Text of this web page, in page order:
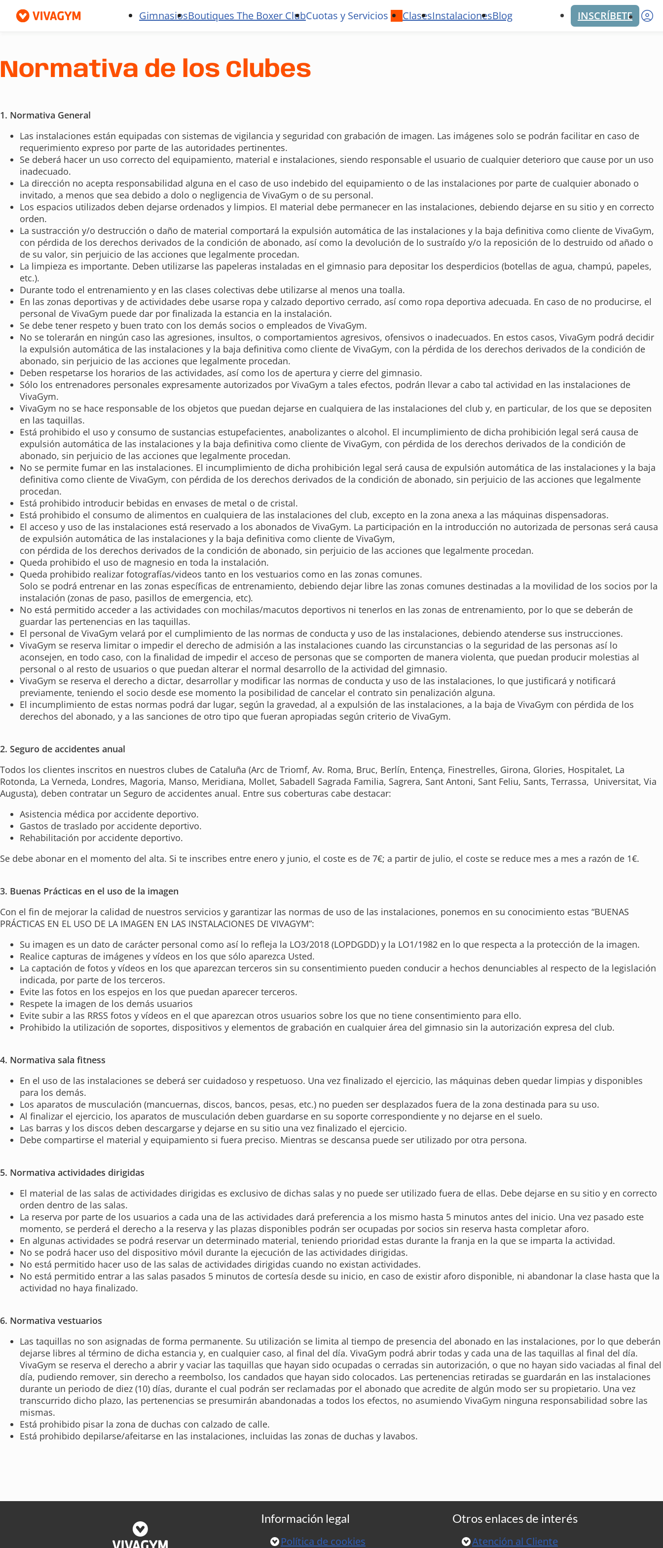
GimnasiosBoutiques The Boxer ClubCuotas y Servicios ClasesInstalacionesBlog INSCRÍBETE
Normativa de los Clubes
1. Normativa General
Las instalaciones están equipadas con sistemas de vigilancia y seguridad con grabación de imagen. Las imágenes solo se podrán facilitar en caso de
requerimiento expreso por parte de las autoridades pertinentes.
Se deberá hacer un uso correcto del equipamiento, material e instalaciones, siendo responsable el usuario de cualquier deterioro que cause por un uso
inadecuado.
La dirección no acepta responsabilidad alguna en el caso de uso indebido del equipamiento o de las instalaciones por parte de cualquier abonado o
invitado, a menos que sea debido a dolo o negligencia de VivaGym o de su personal.
Los espacios utilizados deben dejarse ordenados y limpios. El material debe permanecer en las instalaciones, debiendo dejarse en su sitio y en correcto
orden.
La sustracción y/o destrucción o daño de material comportará la expulsión automática de las instalaciones y la baja definitiva como cliente de VivaGym,
con pérdida de los derechos derivados de la condición de abonado, así como la devolución de lo sustraído y/o la reposición de lo destruido od añado o
de su valor, sin perjuicio de las acciones que legalmente procedan.
La limpieza es importante. Deben utilizarse las papeleras instaladas en el gimnasio para depositar los desperdicios (botellas de agua, champú, papeles,
etc.).
Durante todo el entrenamiento y en las clases colectivas debe utilizarse al menos una toalla.
En las zonas deportivas y de actividades debe usarse ropa y calzado deportivo cerrado, así como ropa deportiva adecuada. En caso de no producirse, el
personal de VivaGym puede dar por finalizada la estancia en la instalación.
Se debe tener respeto y buen trato con los demás socios o empleados de VivaGym.
No se tolerarán en ningún caso las agresiones, insultos, o comportamientos agresivos, ofensivos o inadecuados. En estos casos, VivaGym podrá decidir
la expulsión automática de las instalaciones y la baja definitiva como cliente de VivaGym, con la pérdida de los derechos derivados de la condición de
abonado, sin perjuicio de las acciones que legalmente procedan.
Deben respetarse los horarios de las actividades, así como los de apertura y cierre del gimnasio.
Sólo los entrenadores personales expresamente autorizados por VivaGym a tales efectos, podrán llevar a cabo tal actividad en las instalaciones de
VivaGym.
VivaGym no se hace responsable de los objetos que puedan dejarse en cualquiera de las instalaciones del club y, en particular, de los que se depositen
en las taquillas.
Está prohibido el uso y consumo de sustancias estupefacientes, anabolizantes o alcohol. El incumplimiento de dicha prohibición legal será causa de
expulsión automática de las instalaciones y la baja definitiva como cliente de VivaGym, con pérdida de los derechos derivados de la condición de
abonado, sin perjuicio de las acciones que legalmente procedan.
No se permite fumar en las instalaciones. El incumplimiento de dicha prohibición legal será causa de expulsión automática de las instalaciones y la baja
definitiva como cliente de VivaGym, con pérdida de los derechos derivados de la condición de abonado, sin perjuicio de las acciones que legalmente
procedan.
Está prohibido introducir bebidas en envases de metal o de cristal.
Está prohibido el consumo de alimentos en cualquiera de las instalaciones del club, excepto en la zona anexa a las máquinas dispensadoras.
El acceso y uso de las instalaciones está reservado a los abonados de VivaGym. La participación en la introducción no autorizada de personas será causa
de expulsión automática de las instalaciones y la baja definitiva como cliente de VivaGym,
con pérdida de los derechos derivados de la condición de abonado, sin perjuicio de las acciones que legalmente procedan.
Queda prohibido el uso de magnesio en toda la instalación.
Queda prohibido realizar fotografías/videos tanto en los vestuarios como en las zonas comunes.
Solo se podrá entrenar en las zonas específicas de entrenamiento, debiendo dejar libre las zonas comunes destinadas a la movilidad de los socios por la
instalación (zonas de paso, pasillos de emergencia, etc).
No está permitido acceder a las actividades con mochilas/macutos deportivos ni tenerlos en las zonas de entrenamiento, por lo que se deberán de
guardar las pertenencias en las taquillas.
El personal de VivaGym velará por el cumplimiento de las normas de conducta y uso de las instalaciones, debiendo atenderse sus instrucciones.
VivaGym se reserva limitar o impedir el derecho de admisión a las instalaciones cuando las circunstancias o la seguridad de las personas así lo
aconsejen, en todo caso, con la finalidad de impedir el acceso de personas que se comporten de manera violenta, que puedan producir molestias al
personal o al resto de usuarios o que puedan alterar el normal desarrollo de la actividad del gimnasio.
VivaGym se reserva el derecho a dictar, desarrollar y modificar las normas de conducta y uso de las instalaciones, lo que justificará y notificará
previamente, teniendo el socio desde ese momento la posibilidad de cancelar el contrato sin penalización alguna.
El incumplimiento de estas normas podrá dar lugar, según la gravedad, al a expulsión de las instalaciones, a la baja de VivaGym con pérdida de los
derechos del abonado, y a las sanciones de otro tipo que fueran apropiadas según criterio de VivaGym.
2. Seguro de accidentes anual
Todos los clientes inscritos en nuestros clubes de Cataluña (Arc de Triomf, Av. Roma, Bruc, Berlín, Entença, Finestrelles, Girona, Glories, Hospitalet, La
Rotonda, La Verneda, Londres, Magoria, Manso, Meridiana, Mollet, Sabadell Sagrada Familia, Sagrera, Sant Antoni, Sant Feliu, Sants, Terrassa, Universitat, Via
Augusta), deben contratar un Seguro de accidentes anual. Entre sus coberturas cabe destacar:
Asistencia médica por accidente deportivo.
Gastos de traslado por accidente deportivo.
Rehabilitación por accidente deportivo.
Se debe abonar en el momento del alta. Si te inscribes entre enero y junio, el coste es de 7€; a partir de julio, el coste se reduce mes a mes a razón de 1€.
3. Buenas Prácticas en el uso de la imagen
Con el fin de mejorar la calidad de nuestros servicios y garantizar las normas de uso de las instalaciones, ponemos en su conocimiento estas “BUENAS
PRÁCTICAS EN EL USO DE LA IMAGEN EN LAS INSTALACIONES DE VIVAGYM”:
Su imagen es un dato de carácter personal como así lo refleja la LO3/2018 (LOPDGDD) y la LO1/1982 en lo que respecta a la protección de la imagen.
Realice capturas de imágenes y vídeos en los que sólo aparezca Usted.
La captación de fotos y vídeos en los que aparezcan terceros sin su consentimiento pueden conducir a hechos denunciables al respecto de la legislación
indicada, por parte de los terceros.
Evite las fotos en los espejos en los que puedan aparecer terceros.
Respete la imagen de los demás usuarios
Evite subir a las RRSS fotos y vídeos en el que aparezcan otros usuarios sobre los que no tiene consentimiento para ello.
Prohibido la utilización de soportes, dispositivos y elementos de grabación en cualquier área del gimnasio sin la autorización expresa del club.
4. Normativa sala fitness
En el uso de las instalaciones se deberá ser cuidadoso y respetuoso. Una vez finalizado el ejercicio, las máquinas deben quedar limpias y disponibles
para los demás.
Los aparatos de musculación (mancuernas, discos, bancos, pesas, etc.) no pueden ser desplazados fuera de la zona destinada para su uso.
Al finalizar el ejercicio, los aparatos de musculación deben guardarse en su soporte correspondiente y no dejarse en el suelo.
Las barras y los discos deben descargarse y dejarse en su sitio una vez finalizado el ejercicio.
Debe compartirse el material y equipamiento si fuera preciso. Mientras se descansa puede ser utilizado por otra persona.
5. Normativa actividades dirigidas
El material de las salas de actividades dirigidas es exclusivo de dichas salas y no puede ser utilizado fuera de ellas. Debe dejarse en su sitio y en correcto
orden dentro de las salas.
La reserva por parte de los usuarios a cada una de las actividades dará preferencia a los mismo hasta 5 minutos antes del inicio. Una vez pasado este
momento, se perderá el derecho a la reserva y las plazas disponibles podrán ser ocupadas por socios sin reserva hasta completar aforo.
En algunas actividades se podrá reservar un determinado material, teniendo prioridad estas durante la franja en la que se imparta la actividad.
No se podrá hacer uso del dispositivo móvil durante la ejecución de las actividades dirigidas.
No está permitido hacer uso de las salas de actividades dirigidas cuando no existan actividades.
No está permitido entrar a las salas pasados 5 minutos de cortesía desde su inicio, en caso de existir aforo disponible, ni abandonar la clase hasta que la
actividad no haya finalizado.
6. Normativa vestuarios
Las taquillas no son asignadas de forma permanente. Su utilización se limita al tiempo de presencia del abonado en las instalaciones, por lo que deberán
dejarse libres al término de dicha estancia y, en cualquier caso, al final del día. VivaGym podrá abrir todas y cada una de las taquillas al final del día.
VivaGym se reserva el derecho a abrir y vaciar las taquillas que hayan sido ocupadas o cerradas sin autorización, o que no hayan sido vaciadas al final del
día, pudiendo remover, sin derecho a reembolso, los candados que hayan sido colocados. Las pertenencias retiradas se guardarán en las instalaciones
durante un periodo de diez (10) días, durante el cual podrán ser reclamadas por el abonado que acredite de algún modo ser su propietario. Una vez
transcurrido dicho plazo, las pertenencias se presumirán abandonadas a todos los efectos, no asumiendo VivaGym ninguna responsabilidad sobre las
mismas.
Está prohibido pisar la zona de duchas con calzado de calle.
Está prohibido depilarse/afeitarse en las instalaciones, incluidas las zonas de duchas y lavabos.
Información legal
Política de cookies
Otros enlaces de interés
Atención al Cliente